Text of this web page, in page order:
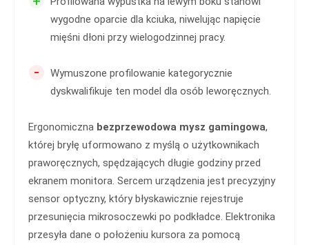
wygodne oparcie dla kciuka, niwelując napięcie
mięśni dłoni przy wielogodzinnej pracy.
-
Wymuszone profilowanie kategorycznie
dyskwalifikuje ten model dla osób leworęcznych.
Ergonomiczna bezprzewodowa mysz gamingowa,
której bryłę uformowano z myślą o użytkownikach
praworęcznych, spędzających długie godziny przed
ekranem monitora. Sercem urządzenia jest precyzyjny
sensor optyczny, który błyskawicznie rejestruje
przesunięcia mikrosoczewki po podkładce. Elektronika
przesyła dane o położeniu kursora za pomocą